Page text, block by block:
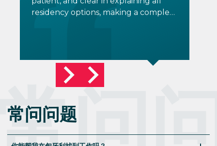
“paprika” and “palacsinta”. I had my
difficult enough and having Helpers
Hungary focusing on most of the
“grunt work”, allowed me to quickly
residency options, making a complex
me make informed decisions with
confidence. Highly recommend her
and the Helpers team for anyone
问
常问问题